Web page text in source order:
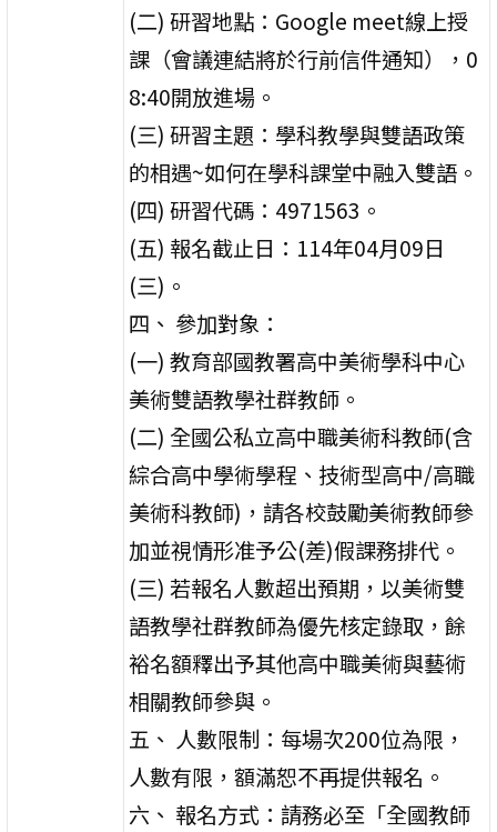
(二) 研習地點：Google meet線上授
課（會議連結將於行前信件通知），0
8:40開放進場。
(三) 研習主題：學科教學與雙語政策
的相遇~如何在學科課堂中融入雙語。
(四) 研習代碼：4971563。
(五) 報名截止日：114年04月09日
(三)。
四、 參加對象：
(一) 教育部國教署高中美術學科中心
美術雙語教學社群教師。
(二) 全國公私立高中職美術科教師(含
綜合高中學術學程、技術型高中/高職
美術科教師)，請各校鼓勵美術教師參
加並視情形准予公(差)假課務排代。
(三) 若報名人數超出預期，以美術雙
語教學社群教師為優先核定錄取，餘
裕名額釋出予其他高中職美術與藝術
相關教師參與。
五、 人數限制：每場次200位為限，
人數有限，額滿恕不再提供報名。
六、 報名方式：請務必至「全國教師